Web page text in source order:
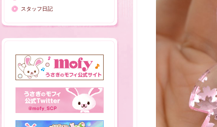
スタッフ日記